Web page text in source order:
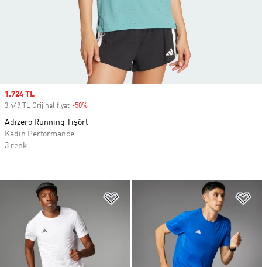
Favori Listesine Ekle
Sale price
1.724 TL
3.449 TL Orijinal fiyat -50%
Adizero Running Tişört
Kadın Performance
3 renk